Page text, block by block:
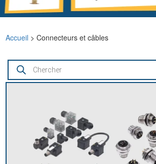
Accueil > Connecteurs et câbles